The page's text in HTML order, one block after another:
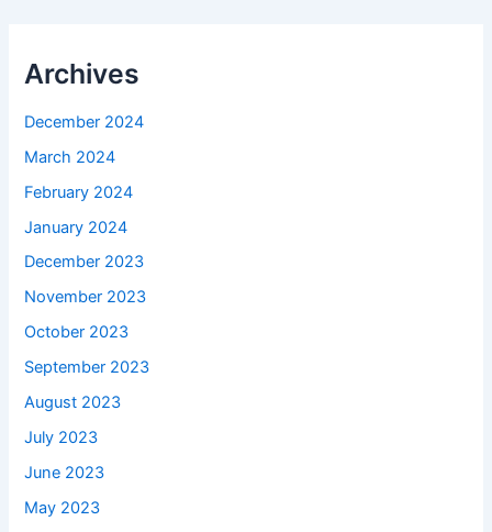
Archives
December 2024
March 2024
February 2024
January 2024
December 2023
November 2023
October 2023
September 2023
August 2023
July 2023
June 2023
May 2023